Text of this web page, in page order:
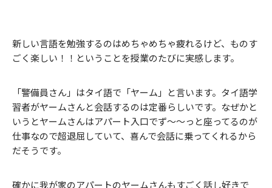
新しい言語を勉強するのはめちゃめちゃ疲れるけど、ものす
ごく楽しい！！ということを授業のたびに実感します。
「警備員さん」はタイ語で「ヤーム」と言います。タイ語学
習者がヤームさんと会話するのは定番らしいです。なぜかと
いうとヤームさんはアパート入口でず～～っと座ってるのが
仕事なので超退屈していて、喜んで会話に乗ってくれるから
だそうです。
確かに我が家のアパートのヤームさんもすごく話し好きで